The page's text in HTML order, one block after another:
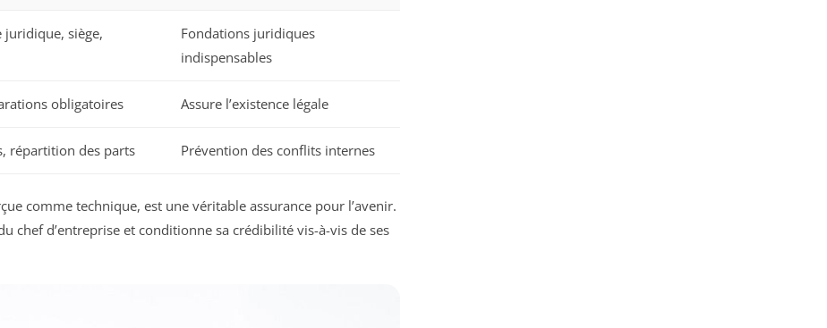
siège,
Fondations juridiques
indispensables
obligatoires Assure l’existence légale
répartition des parts Prévention des conflits internes
comme technique, est une véritable assurance pour l’avenir.
chef d’entreprise et conditionne sa crédibilité vis-à-vis de ses